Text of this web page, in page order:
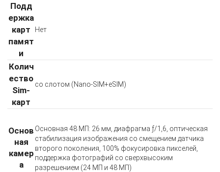
Подд
ержка
карт
памят
и
Нет
Колич
ество
Sim-
карт
со слотом (Nano-SIM+eSIM)
Основ
ная
камер
а
Основная 48 МП: 26 мм, диафрагма ƒ/1,6, оптическая
стабилизация изображения со смещением датчика
второго поколения, 100% фокусировка пикселей,
поддержка фотографий со сверхвысоким
разрешением (24 МП и 48 МП)